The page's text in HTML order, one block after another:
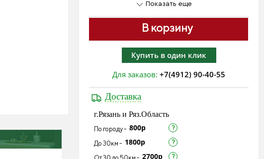
В корзину
Купить в один клик
Показать еще
Для заказов:+7(4912) 90-40-55
Доставка
г.Рязань и Ряз.Область
По городу - 800р
До 30км - 1800р
2700р